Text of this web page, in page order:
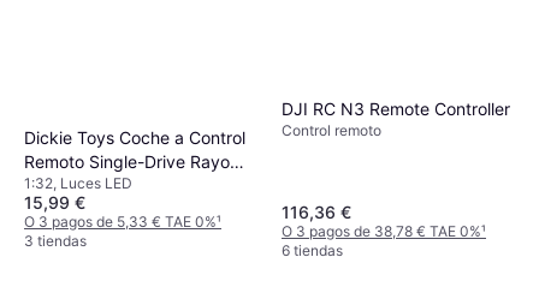
Dickie Toys Coche a Control
Remoto Single-Drive Rayo
McQueen
1:32, Luces LED
15,99 €
O 3 pagos de 5,33 € TAE 0%¹
3 tiendas
DJI RC N3 Remote Controller
Control remoto
116,36 €
O 3 pagos de 38,78 € TAE 0%¹
6 tiendas